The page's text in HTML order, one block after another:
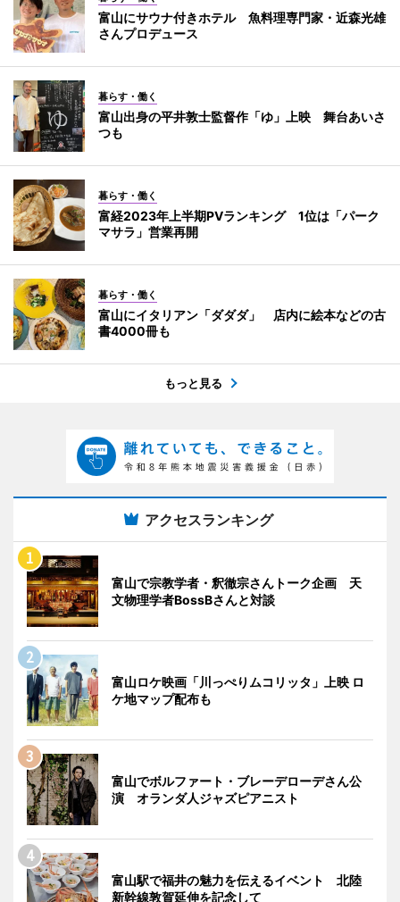
富山にサウナ付きホテル 魚料理専門家・近森光雄
さんプロデュース
暮らす・働く
富山出身の平井敦士監督作「ゆ」上映 舞台あいさ
つも
暮らす・働く
富経2023年上半期PVランキング 1位は「パーク
マサラ」営業再開
暮らす・働く
富山にイタリアン「ダダダ」 店内に絵本などの古
書4000冊も
もっと見る
アクセスランキング
富山で宗教学者・釈徹宗さんトーク企画 天
文物理学者BossBさんと対談
富山ロケ映画「川っぺりムコリッタ」上映 ロ
ケ地マップ配布も
富山でボルファート・ブレーデローデさん公
演 オランダ人ジャズピアニスト
富山駅で福井の魅力を伝えるイベント 北陸
新幹線敦賀延伸を記念して